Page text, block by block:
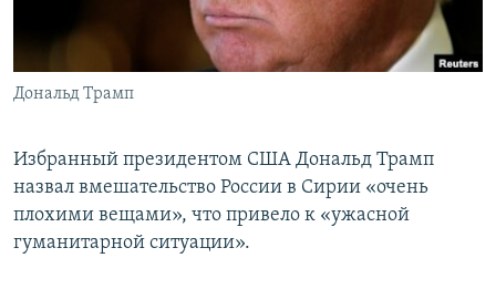
ПОБЕДИТЕЛЕЙ НЕ СУДЯТ?
ELIFBE
Все сайты RFE/RL
Дональд Трамп
Избранный президентом США Дональд Трамп
назвал вмешательство России в Сирии «очень
плохими вещами», что привело к «ужасной
гуманитарной ситуации».